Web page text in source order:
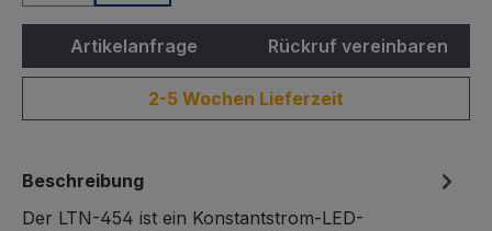
Artikelanfrage Rückruf vereinbaren
2-5 Wochen Lieferzeit
Beschreibung
Der LTN-454 ist ein Konstantstrom-LED-